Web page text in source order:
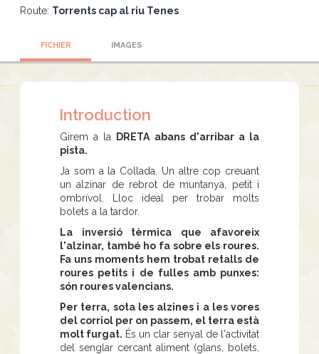
Route: Torrents cap al riu Tenes
FICHIER IMAGES
Introduction
Girem a la
DRETA abans d'arribar a la
pista.
Ja som a la Collada. Un altre cop creuant
un alzinar de rebrot de muntanya, petit i
ombrívol. Lloc ideal per trobar molts
bolets a la tardor.
La inversió tèrmica que afavoreix
l'alzinar, també ho fa sobre els roures.
Fa uns moments hem trobat retalls de
roures petits i de fulles amb punxes:
són roures valencians.
Per terra, sota les alzines i a les vores
del corriol per on passem, el terra està
molt furgat. És un clar senyal de l'activitat
del senglar cercant aliment (glans, bolets,